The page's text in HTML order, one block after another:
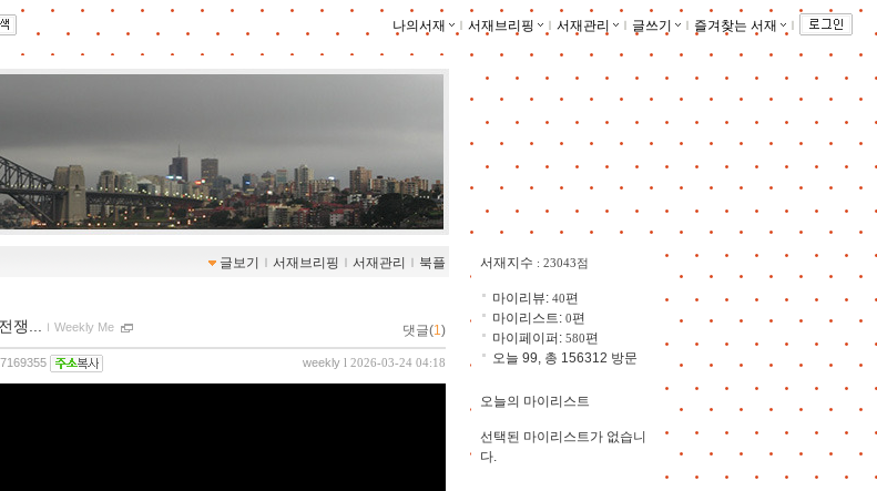
나의서재 ｌ 서재브리핑 ｌ 서재관리 ｌ 글쓰기 ｌ 즐겨찾는 서재 ｌ
글보기 ｌ 서재브리핑 ｌ 서재관리 ｌ 북플
쟁... ｌ Weekly Me 댓글(1)
weekly l 2026-03-24 04:18
서재지수 : 23043점
마이리뷰: 40편
마이리스트: 0편
마이페이퍼: 580편
오늘 99, 총 156312 방문
오늘의 마이리스트
선택된 마이리스트가 없습니
다.